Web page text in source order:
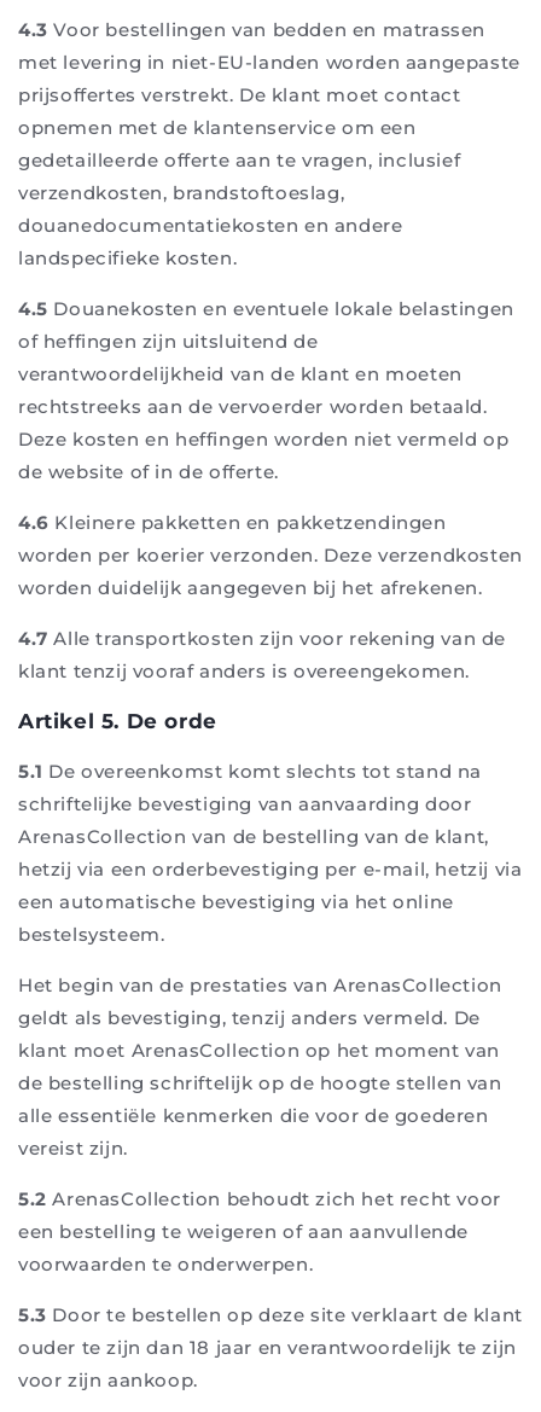
4.3 Voor bestellingen van bedden en matrassen
met levering in niet-EU-landen worden aangepaste
prijsoffertes verstrekt. De klant moet contact
opnemen met de klantenservice om een
gedetailleerde offerte aan te vragen, inclusief
verzendkosten, brandstoftoeslag,
douanedocumentatiekosten en andere
landspecifieke kosten.
4.5 Douanekosten en eventuele lokale belastingen
of heffingen zijn uitsluitend de
verantwoordelijkheid van de klant en moeten
rechtstreeks aan de vervoerder worden betaald.
Deze kosten en heffingen worden niet vermeld op
de website of in de offerte.
4.6 Kleinere pakketten en pakketzendingen
worden per koerier verzonden. Deze verzendkosten
worden duidelijk aangegeven bij het afrekenen.
4.7 Alle transportkosten zijn voor rekening van de
klant tenzij vooraf anders is overeengekomen.
Artikel 5. De orde
5.1 De overeenkomst komt slechts tot stand na
schriftelijke bevestiging van aanvaarding door
ArenasCollection van de bestelling van de klant,
hetzij via een orderbevestiging per e-mail, hetzij via
een automatische bevestiging via het online
bestelsysteem.
Het begin van de prestaties van ArenasCollection
geldt als bevestiging, tenzij anders vermeld. De
klant moet ArenasCollection op het moment van
de bestelling schriftelijk op de hoogte stellen van
alle essentiële kenmerken die voor de goederen
vereist zijn.
5.2 ArenasCollection behoudt zich het recht voor
een bestelling te weigeren of aan aanvullende
voorwaarden te onderwerpen.
5.3 Door te bestellen op deze site verklaart de klant
ouder te zijn dan 18 jaar en verantwoordelijk te zijn
voor zijn aankoop.